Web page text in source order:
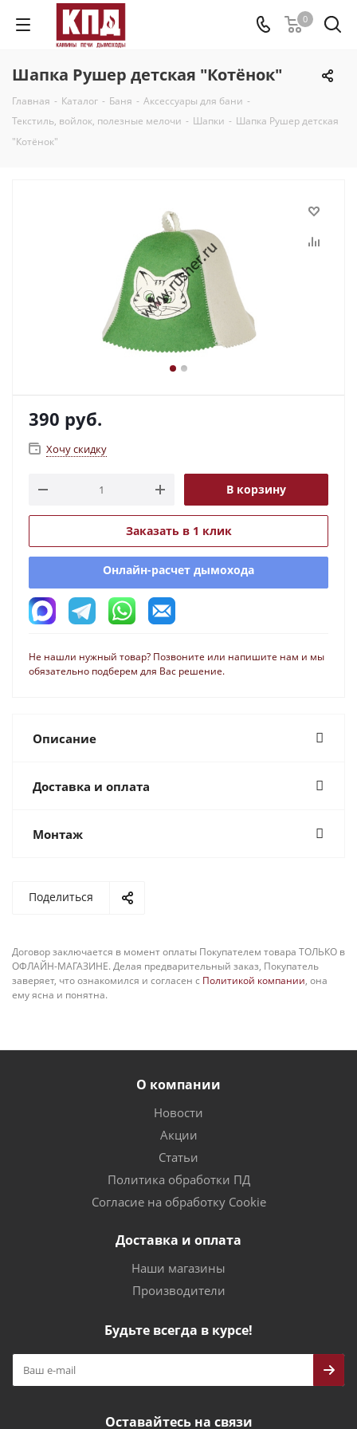
0
Шапка Рушер детская "Котёнок"
Главная - Каталог - Баня - Аксессуары для бани -
Текстиль, войлок, полезные мелочи - Шапки - Шапка Рушер детская
"Котёнок"
390 руб.
Хочу скидку
В корзину
Заказать в 1 клик
Онлайн-расчет дымохода
Не нашли нужный товар? Позвоните или напишите нам и мы
обязательно подберем для Вас решение.
Описание
Доставка и оплата
Монтаж
Поделиться
Договор заключается в момент оплаты Покупателем товара ТОЛЬКО в
ОФЛАЙН-МАГАЗИНЕ. Делая предварительный заказ, Покупатель
заверяет, что ознакомился и согласен с Политикой компании, она
ему ясна и понятна.
О компании
Новости
Акции
Статьи
Политика обработки ПД
Согласие на обработку Cookie
Доставка и оплата
Наши магазины
Производители
Будьте всегда в курсе!
Оставайтесь на связи